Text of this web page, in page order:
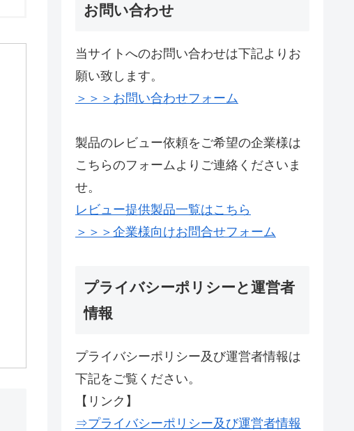
お問い合わせ
当サイトへのお問い合わせは下記よりお
願い致します。
＞＞＞お問い合わせフォーム
製品のレビュー依頼をご希望の企業様は
こちらのフォームよりご連絡くださいま
せ。
レビュー提供製品一覧はこちら
＞＞＞企業様向けお問合せフォーム
プライバシーポリシーと運営者
情報
プライバシーポリシー及び運営者情報は
下記をご覧ください。
【リンク】
⇒プライバシーポリシー及び運営者情報